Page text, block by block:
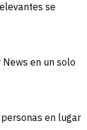
se
News en un solo
en lugar